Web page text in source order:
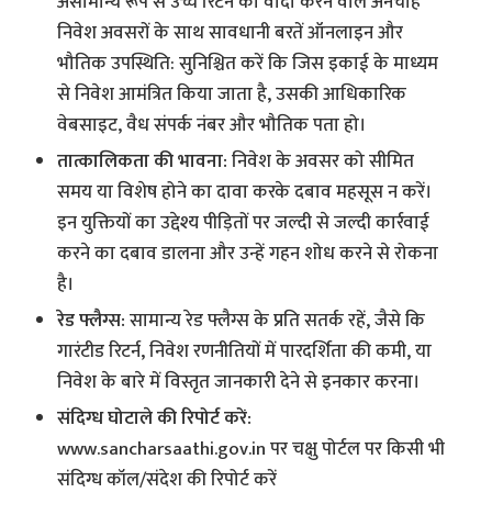
निवेश अवसरों के साथ सावधानी बरतें ऑनलाइन और
भौतिक उपस्थिति: सुनिश्चित करें कि जिस इकाई के माध्यम
से निवेश आमंत्रित किया जाता है, उसकी आधिकारिक
वेबसाइट, वैध संपर्क नंबर और भौतिक पता हो।
तात्कालिकता की भावना:निवेश के अवसर को सीमित
समय या विशेष होने का दावा करके दबाव महसूस न करें।
इन युक्तियों का उद्देश्य पीड़ितों पर जल्दी से जल्दी कार्रवाई
करने का दबाव डालना और उन्हें गहन शोध करने से रोकना
है।
रेड फ्लैग्स:सामान्य रेड फ्लैग्स के प्रति सतर्क रहें, जैसे कि
गारंटीड रिटर्न, निवेश रणनीतियों में पारदर्शिता की कमी, या
निवेश के बारे में विस्तृत जानकारी देने से इनकार करना।
संदिग्ध घोटाले की रिपोर्ट करें:
www.sancharsaathi.gov.in पर चक्षु पोर्टल पर किसी भी
संदिग्ध कॉल/संदेश की रिपोर्ट करें